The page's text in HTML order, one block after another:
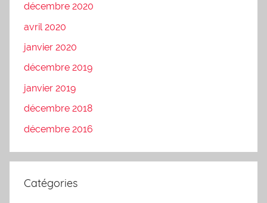
décembre 2020
avril 2020
janvier 2020
décembre 2019
janvier 2019
décembre 2018
décembre 2016
Catégories